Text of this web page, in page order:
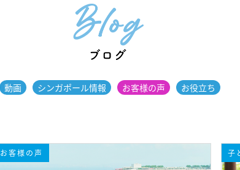
動画 シンガポール情報 お客様の声 お役立ち
お客様の声 子